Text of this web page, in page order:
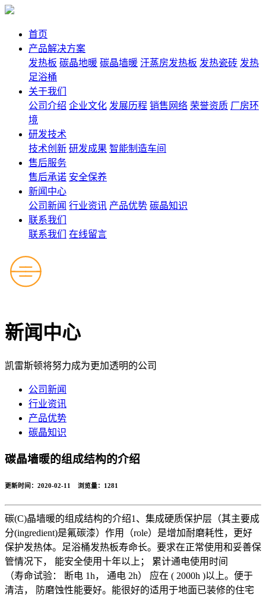
首页
产品解决方案
发热板 碳晶地暖 碳晶墙暖 汗蒸房发热板 发热瓷砖 发热
足浴桶
关于我们
公司介绍 企业文化 发展历程 销售网络 荣誉资质 厂房环
境
研发技术
技术创新 研发成果 智能制造车间
售后服务
售后承诺 安全保养
新闻中心
公司新闻 行业资讯 产品优势 碳晶知识
联系我们
联系我们
在线留言
新闻中心
凯雷斯顿将努力成为更加透明的公司
公司新闻
行业资讯
产品优势
碳晶知识
碳晶墙暖的组成结构的介绍
更新时间：2020-02-11 浏览量： 1281
碳(C)晶墙暖的组成结构的介绍1、集成硬质保护层（其主要成
分(ingredient)是氟碳漆）作用（role）是增加耐磨耗性，更好
保护发热体。足浴桶发热板寿命长。要求在正常使用和妥善保
管情况下， 能安全使用十年以上； 累计通电使用时间
（寿命试验： 断电 1h， 通电 2h） 应在 ( 2000h )以上。便于
清洁， 防磨蚀性能要好。能很好的适用于地面已装修的住宅